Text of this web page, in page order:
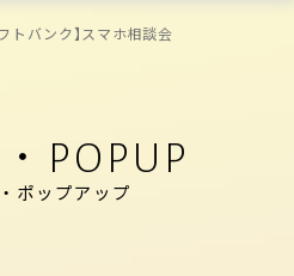
フトバンク】スマホ相談会
POPUP
ポップアップ